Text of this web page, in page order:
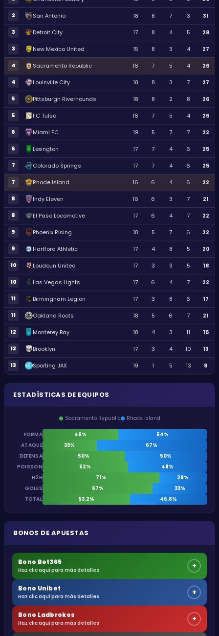
2 San Antonio 18 8 7 3 31
3 Detroit City 17 8 4 5 28
3 New Mexico United 15 8 3 4 27
4 Sacramento Republic 16 7 5 4 26
4 Louisville City 18 8 3 7 27
5 Pittsburgh Riverhounds 18 8 2 8 26
5 FC Tulsa 16 7 5 4 26
6 Miami FC 19 5 7 7 22
6 Lexington 17 7 4 6 25
7 Colorado Springs 17 7 4 6 25
7 Rhode Island 16 6 4 6 22
8 Indy Eleven 16 6 3 7 21
8 El Paso Locomotive 17 6 4 7 22
9 Phoenix Rising 18 5 7 6 22
9 Hartford Athletic 17 4 8 5 20
10 Loudoun United 17 3 9 5 18
10 Las Vegas Lights 17 6 4 7 22
11 Birmingham Legion 17 3 8 6 17
11 Oakland Roots 18 5 6 7 21
12 Monterey Bay 18 4 3 11 15
12 Brooklyn 17 3 4 10 13
13 Sporting JAX 19 1 5 13 8
ESTADÍSTICAS DE EQUIPOS
Sacramento Republic Rhode Island
FORMA 46%
54%
ATAQUE
33%
67%
DEFENSA
50%
50%
POISSON
52%
48%
H2H
71%
29%
GOLES
67%
33%
TOTAL
53.2% 46.8%
BONOS DE APUESTAS
Bono Bet365
Haz clic aquí para más detalles +
Bono Unibet
Haz clic aquí para más detalles +
Bono Ladbrokes
Haz clic aquí para más detalles +